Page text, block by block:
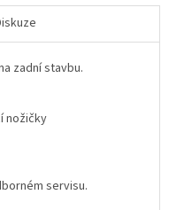
zadní stavbu.
nožičky
servisu.